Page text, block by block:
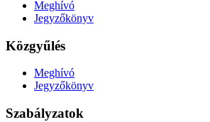
Meghívó
Jegyzőkönyv
Közgyűlés
Meghívó
Jegyzőkönyv
Szabályzatok